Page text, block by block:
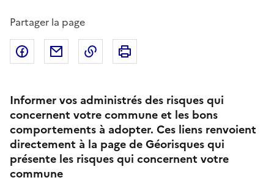
Partager la page
Partager sur Facebook
Partager par emailCopier dans le presse-papier
Informer vos administrés des risques qui
concernent votre commune et les bons
comportements à adopter. Ces liens renvoient
directement à la page de Géorisques qui
présente les risques qui concernent votre
commune